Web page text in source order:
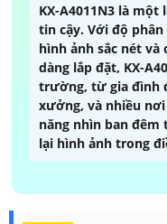
KX-A4011N3 là
tin cậy. Với độ phân
hình ảnh sắc nét
dàng lắp đặt, KX-
trường, từ gia đình
xưởng, và nhiều nơi
năng nhìn ban đêm
lại hình ảnh trong